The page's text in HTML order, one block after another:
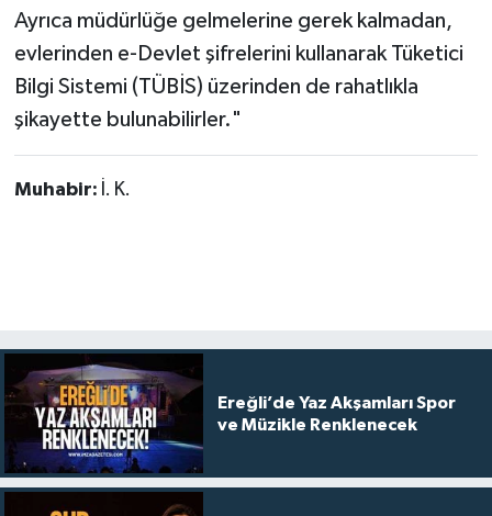
Ayrıca müdürlüğe gelmelerine gerek kalmadan,
evlerinden e-Devlet şifrelerini kullanarak Tüketici
Bilgi Sistemi (TÜBİS) üzerinden de rahatlıkla
şikayette bulunabilirler."
Muhabir: İ. K.
Ereğli’de Yaz Akşamları Spor
ve Müzikle Renklenecek